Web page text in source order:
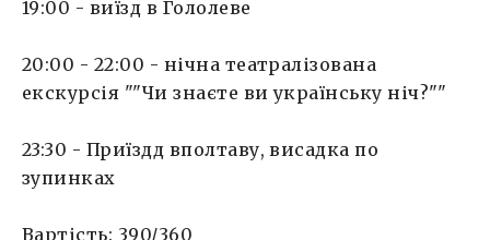
19:00 - виїзд в Гололеве
20:00 - 22:00 - нічна театралізована
екскурсія ""Чи знаєте ви українську ніч?""
23:30 - Приїздд вполтаву, висадка по
зупинках
Вартість: 390/360